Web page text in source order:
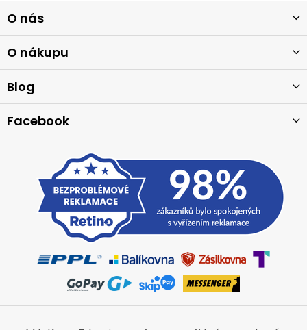
á
p
a
t
O nás
O nákupu
Blog
Facebook